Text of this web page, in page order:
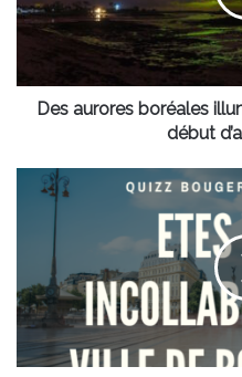
ciel
français
ce
débutDes aurores boréales
début
Quizz
vraiment
la
ville
Bordeaux